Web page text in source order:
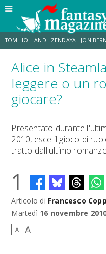
TOM HOLLAND ZENDAYA JON
STRANIMONDI LUCCA COMICS &
DESTIN DANIEL CRETTON
Alice in
leggere o un
giocare?
Presentato durante
2010, esce il gioco di
tratto dall'ultimo
1
Articolo di Francesco
Martedì 16 novembre
A A